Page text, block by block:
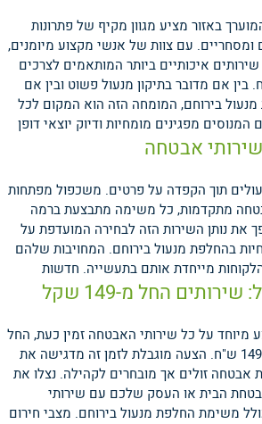
באזור מציע מגוון מקיף של פתרונות
ומסחריים. עם צוות של אנשי מקצוע מיומנים,
איכותיים ביותר המותאמים לצרכים
אם מדובר בתיקון מנעול פשוט ובין אם
בירוחם, המומחה הזה הוא המקום לכל
אבטחה
המנוסים מפגינים מומחיות ודיוק יוצאי דופן
תוך הקפדה על פרטים. משכפול מפתחות
מתקדמות, כל משימה מתבצעת ברמה
את נותן השירות הזה לבחירה המועדפת על
בהחלפת מנעול בירוחם. המחויבות שלהם
מייחדת אותם בתעשייה.
החל מ-149 שקל
חדשות
מיוחד על כל שירותי האבטחה זמין כעת, החל
ממחיר ללא תחרות של 149 ש"ח. הצעה מוגבלת לזמן זה מדגישה את
אבטחה זולים אך מובחרים לקהילה. נצלו את
הבית או העסק שלכם עם שירותי
משימת החלפת מנעול בירוחם. מצבי חירום